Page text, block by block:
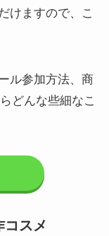
けますので、こ
ル参加方法、商
どんな些細なこ
スメ